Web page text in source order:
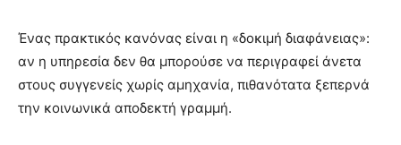
Ένας πρακτικός κανόνας είναι η «δοκιμή διαφάνειας»:
αν η υπηρεσία δεν θα μπορούσε να περιγραφεί άνετα
στους συγγενείς χωρίς αμηχανία, πιθανότατα ξεπερνά
την κοινωνικά αποδεκτή γραμμή.